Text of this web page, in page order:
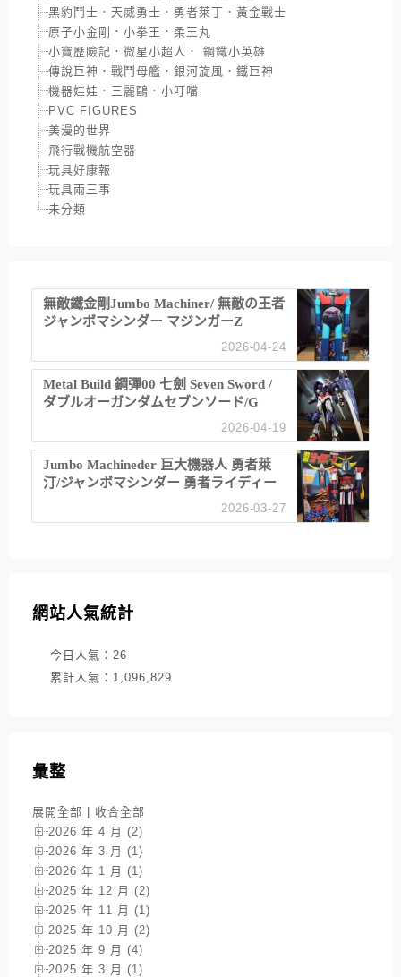
黑豹鬥士．天威勇士．勇者萊丁．黃金戰士
原子小金剛．小拳王．柔王丸
小寶歷險記．微星小超人． 鋼鐵小英雄
傳說巨神．戰鬥母艦．銀河旋風．鐵巨神
機器娃娃．三麗鷗．小叮噹
PVC FIGURES
美漫的世界
飛行戰機航空器
玩具好康報
玩具兩三事
未分類
無敵鐵金剛Jumbo Machiner/ 無敵の王者
ジャンボマシンダー マジンガーZ
2026-04-24
Metal Build 鋼彈00 七劍 Seven Sword /
ダブルオーガンダムセブンソード/G
2026-04-19
Jumbo Machineder 巨大機器人 勇者萊
汀/ジャンボマシンダー 勇者ライディー
2026-03-27
網站人氣統計
今日人氣： 26
累計人氣： 1,096,829
彙整
展開全部
收合全部
2026 年 4 月 (2)
2026 年 3 月 (1)
2026 年 1 月 (1)
2025 年 12 月 (2)
2025 年 11 月 (1)
2025 年 10 月 (2)
2025 年 9 月 (4)
2025 年 3 月 (1)